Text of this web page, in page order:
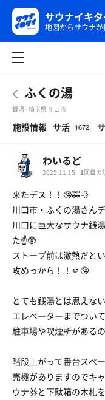
サウナイキ
地図からサウナが
ふくの湯
銭湯 - 埼玉県 川口市
施設情報 サ活 1672
わいるど
2025.11.15 1回目の
来たデス！！🤥🚕💨
川口市・ふくの湯さん
川口に巨大なサウナ銭
た☝️🥸
ストーブ前は激熱だと
攻めっから！！🫵🤥
とても銭湯とは思えな
エレベーターまでつい
駐車場や喫煙所がある
階段上がって番台スペ
売機がありますのでキ
ウナ券と下駄箱の木札